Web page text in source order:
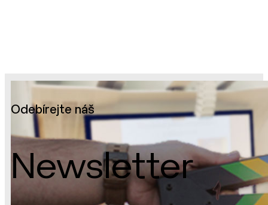
Odebírejte náš
Newsletter